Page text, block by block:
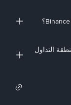
التداول